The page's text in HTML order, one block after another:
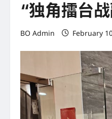
“独角擂台
BO Admin February